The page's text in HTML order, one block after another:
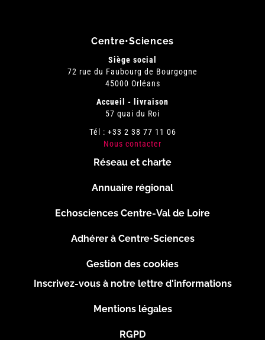
Centre•Sciences
Siège social
72 rue du Faubourg de Bourgogne
45000 Orléans
Accueil - livraison
57 quai du Roi
Tél : +33 2 38 77 11 06
Nous contacter
page
Réseau et charte
Annuaire régional
Echosciences Centre-Val de Loire
Adhérer à Centre•Sciences
Gestion des cookies
Inscrivez-vous à notre lettre d'informations
Mentions légales
RGPD